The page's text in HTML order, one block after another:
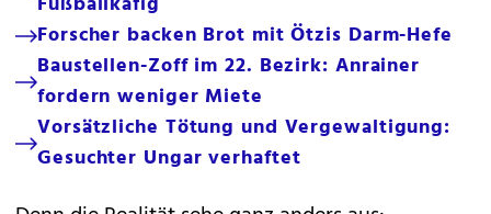
Forscher backen Brot mit Ötzis Darm-Hefe
Baustellen-Zoff im 22. Bezirk: Anrainer
fordern weniger Miete
Vorsätzliche Tötung und Vergewaltigung:
Gesuchter Ungar verhaftet